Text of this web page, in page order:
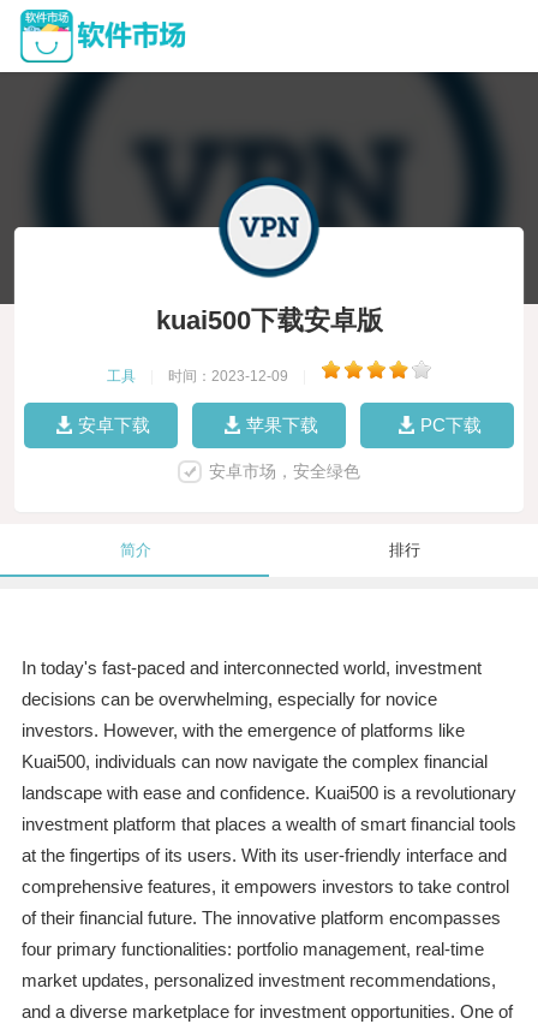
kuai500下载安卓版
工具 时间：2023-12-09
安卓下载 苹果下载 PC下载
安卓市场，安全绿色
简介 排行
In today's fast-paced and interconnected world, investment
decisions can be overwhelming, especially for novice
investors. However, with the emergence of platforms like
Kuai500, individuals can now navigate the complex financial
landscape with ease and confidence. Kuai500 is a revolutionary
investment platform that places a wealth of smart financial tools
at the fingertips of its users. With its user-friendly interface and
comprehensive features, it empowers investors to take control
of their financial future. The innovative platform encompasses
four primary functionalities: portfolio management, real-time
market updates, personalized investment recommendations,
and a diverse marketplace for investment opportunities. One of